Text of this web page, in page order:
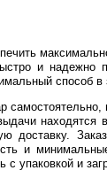
и надежно
способ в
находятся
доставку.
и
упаковкой и